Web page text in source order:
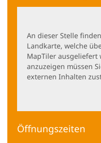
An dieser Stelle
Landkarte, welche
MapTiler ausgeliefert
anzuzeigen müssen
externen Inhalten
Öffnungszeiten